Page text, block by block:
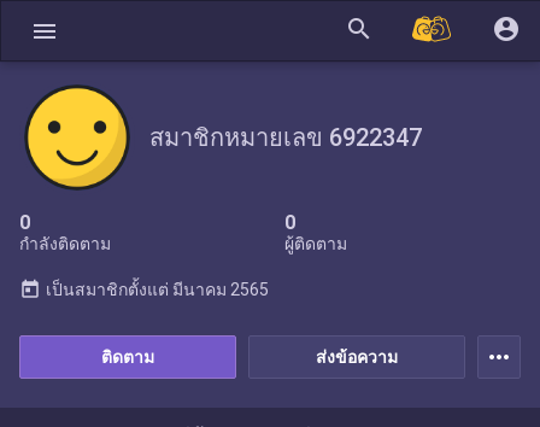
menu search account_circle
สมาชิกหมายเลข 6922347
0
กำลังติดตาม
0
ผู้ติดตาม
ส่งข้อความ
ติดตาม
today เป็นสมาชิกตั้งแต่ มีนาคม 2565
more_horiz